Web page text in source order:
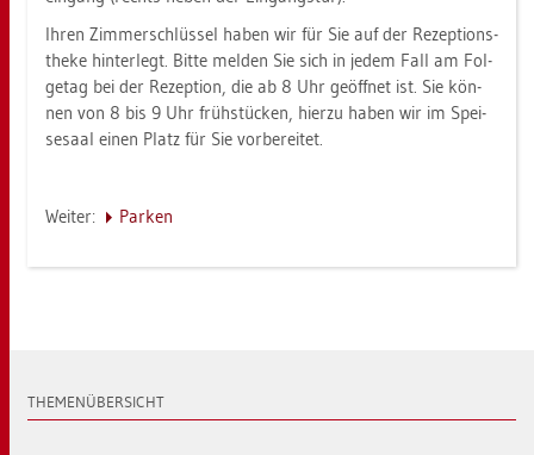
Ihren Zim­mer­schlüs­sel haben wir für Sie auf der Re­zep­ti­ons­
the­ke hin­ter­legt. Bitte mel­den Sie sich in jedem Fall am Fol­
ge­tag bei der Re­zep­ti­on, die ab 8 Uhr ge­öff­net ist. Sie kön­
nen von 8 bis 9 Uhr früh­stü­cken, hier­zu haben wir im Spei­
se­saal einen Platz für Sie vor­be­rei­tet.
Wei­ter: Par­ken
THE­MEN­ÜBER­SICHT